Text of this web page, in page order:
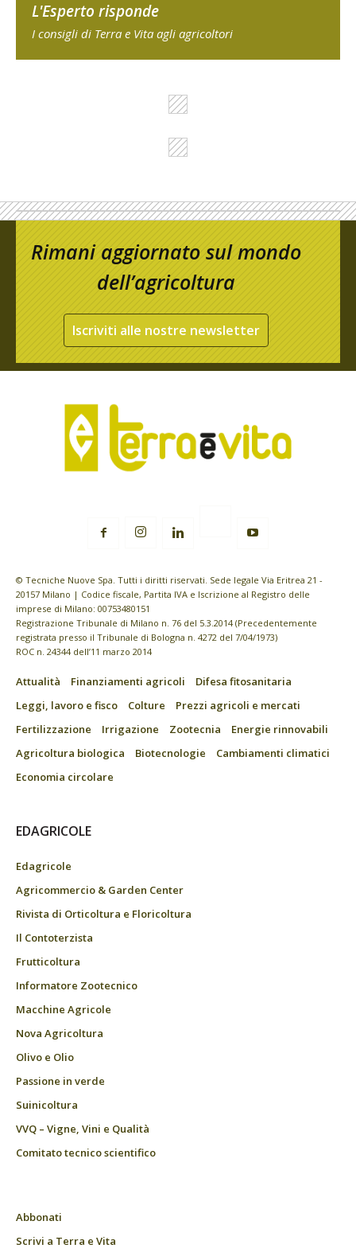
L'Esperto risponde
I consigli di Terra e Vita agli agricoltori
Rimani aggiornato sul mondo
dell’agricoltura
Iscriviti alle nostre newsletter
© Tecniche Nuove Spa. Tutti i diritti riservati. Sede legale Via Eritrea 21 -
20157 Milano | Codice fiscale, Partita IVA e Iscrizione al Registro delle
imprese di Milano: 00753480151
Registrazione Tribunale di Milano n. 76 del 5.3.2014 (Precedentemente
registrata presso il Tribunale di Bologna n. 4272 del 7/04/1973)
ROC n. 24344 dell’11 marzo 2014
Attualità Finanziamenti agricoli
Difesa fitosanitaria
Leggi, lavoro e fisco
Colture
Prezzi agricoli e mercati
Fertilizzazione
Irrigazione Zootecnia
Energie rinnovabili
Agricoltura biologica
Biotecnologie
Cambiamenti climatici
Economia circolare
EDAGRICOLE
Edagricole
Agricommercio & Garden Center
Rivista di Orticoltura e Floricoltura
Il Contoterzista
Frutticoltura
Informatore Zootecnico
Macchine Agricole
Nova Agricoltura
Olivo e Olio
Passione in verde
Suinicoltura
VVQ – Vigne, Vini e Qualità
Comitato tecnico scientifico
Abbonati
Scrivi a Terra e Vita